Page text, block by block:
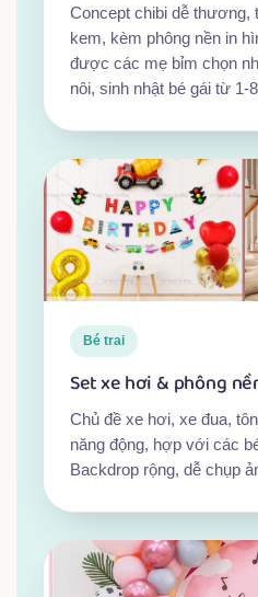
Concept chibi dễ thương,
kem, kèm phông nền in
được các mẹ bỉm chọn
nôi, sinh nhật bé gái từ 1-
Bé trai
Set xe hơi & phông
Chủ đề xe hơi, xe đua,
năng động, hợp với các
Backdrop rộng, dễ chụp